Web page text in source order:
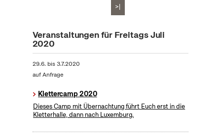
>|
Veranstaltungen für Freitags Juli
2020
29.6. bis3.7.2020
auf Anfrage
Klettercamp 2020
Dieses Camp mit Übernachtung führt Euch erst in die
Kletterhalle, dann nach Luxemburg.